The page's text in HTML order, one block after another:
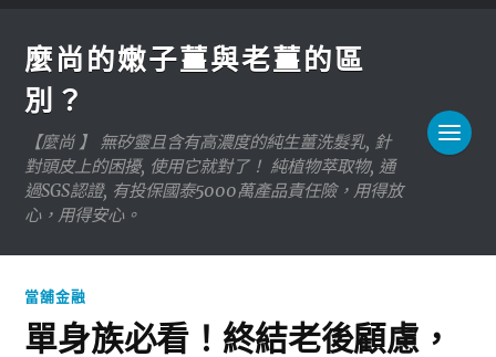
麼尚的嫩子薑與老薑的區
別？
【麼尚 】 無矽靈且含有高濃度的純生薑洗髮乳, 針
對頭皮上的困擾, 使用它就對了！ 純植物萃取物, 通
過SGS認證, 有投保國泰5000萬產品責任險，用得放
心，用得安心。
當舖金融
單身族必看！終結老後顧慮，